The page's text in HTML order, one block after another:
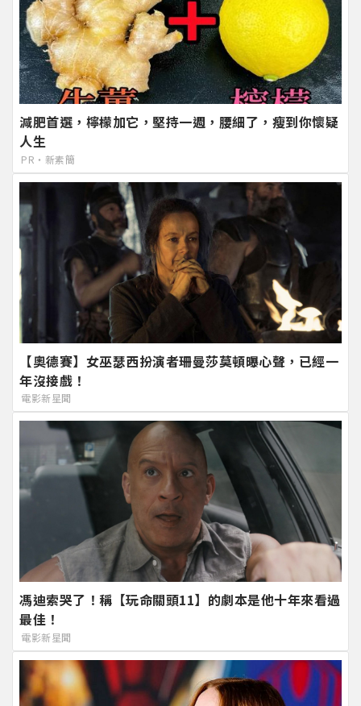
減肥首選，檸檬加它，堅持一週，腰細了，瘦到你懷疑
人生
PR・新素簡
【奧德賽】女巫瑟西扮演者珊曼莎莫頓曝心聲，已經一
年沒接戲！
電影新星聞
馮迪索哭了！稱【玩命關頭11】的劇本是他十年來看過
最佳！
電影新星聞